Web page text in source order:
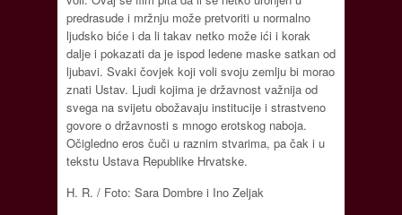
predrasude i mržnju može pretvoriti u normalno
ljudsko biće i da li takav netko može ići i korak
dalje i pokazati da je ispod ledene maske satkan od
ljubavi. Svaki čovjek koji voli svoju zemlju bi morao
znati Ustav. Ljudi kojima je državnost važnija od
svega na svijetu obožavaju institucije i strastveno
govore o državnosti s mnogo erotskog naboja.
Očigledno eros čuči u raznim stvarima, pa čak i u
tekstu Ustava Republike Hrvatske.
H. R. / Foto: Sara Dombre i Ino Zeljak